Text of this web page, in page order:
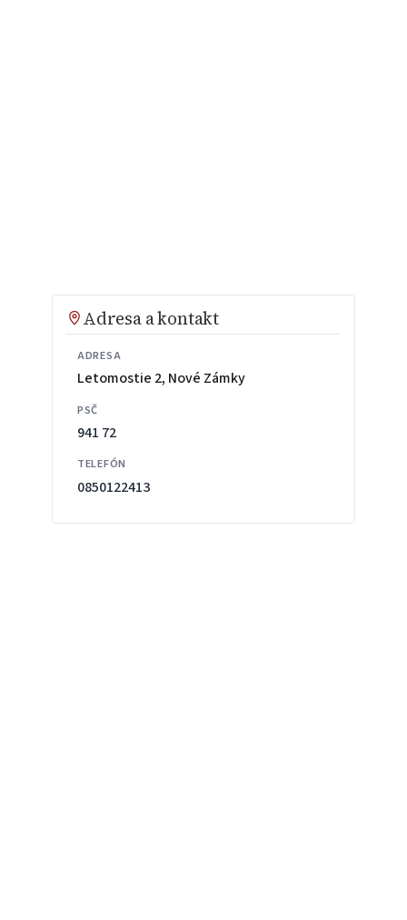
Adresa a kontakt
ADRESA
Letomostie 2, Nové Zámky
PSČ
941 72
TELEFÓN
0850122413